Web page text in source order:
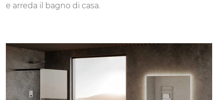
e arreda il bagno di casa.